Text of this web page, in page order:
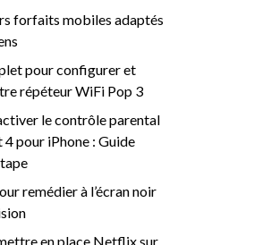
forfaits mobiles adaptés
pour configurer et
répéteur WiFi Pop 3
le contrôle parental
pour iPhone : Guide
remédier à l’écran noir
en place Netflix sur